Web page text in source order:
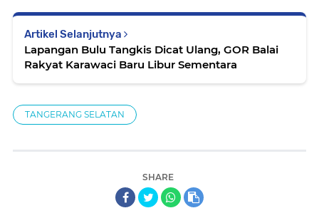
Artikel Selanjutnya
Lapangan Bulu Tangkis Dicat Ulang, GOR Balai
Rakyat Karawaci Baru Libur Sementara
TANGERANG SELATAN
SHARE